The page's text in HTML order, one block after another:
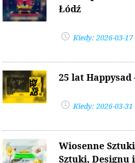
Łódź
Kiedy: 2026-03-17
25 lat
Kiedy: 2026-03-31
Wiosenne
Sztuki, Designu